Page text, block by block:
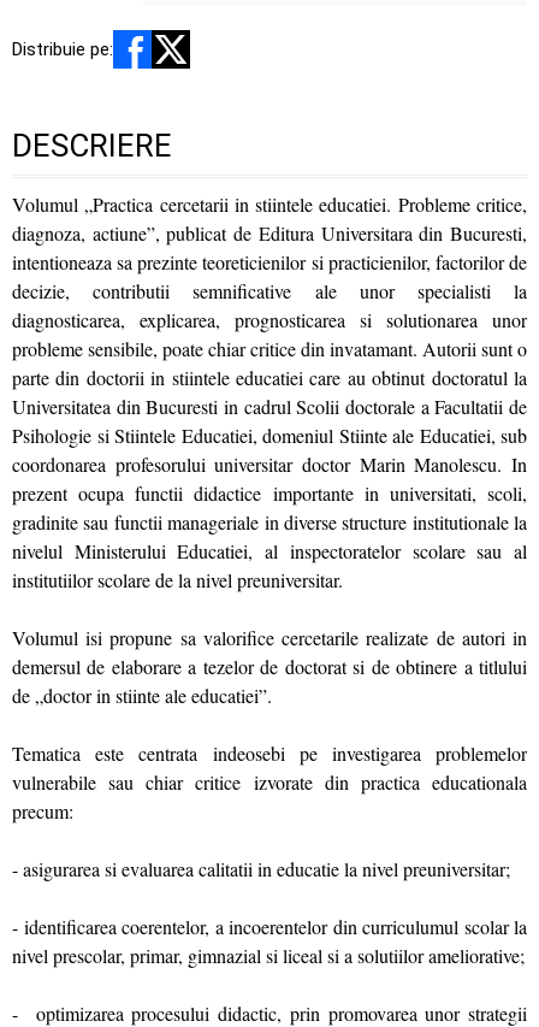
Distribuie pe:
DESCRIERE
Volumul „Practica cercetarii in stiintele educatiei. Probleme critice,
diagnoza, actiune”, publicat de Editura Universitara din Bucuresti,
intentioneaza sa prezinte teoreticienilor si practicienilor, factorilor de
decizie, contributii semnificative ale unor specialisti la
diagnosticarea, explicarea, prognosticarea si solutionarea unor
probleme sensibile, poate chiar critice din invatamant. Autorii sunt o
parte din doctorii in stiintele educatiei care au obtinut doctoratul la
Universitatea din Bucuresti in cadrul Scolii doctorale a Facultatii de
Psihologie si Stiintele Educatiei, domeniul Stiinte ale Educatiei, sub
coordonarea profesorului universitar doctor Marin Manolescu. In
prezent ocupa functii didactice importante in universitati, scoli,
gradinite sau functii manageriale in diverse structure institutionale la
nivelul Ministerului Educatiei, al inspectoratelor scolare sau al
institutiilor scolare de la nivel preuniversitar.
Volumul isi propune sa valorifice cercetarile realizate de autori in
demersul de elaborare a tezelor de doctorat si de obtinere a titlului
de „doctor in stiinte ale educatiei”.
Tematica este centrata indeosebi pe investigarea problemelor
vulnerabile sau chiar critice izvorate din practica educationala
precum:
- asigurarea si evaluarea calitatii in educatie la nivel preuniversitar;
- identificarea coerentelor, a incoerentelor din curriculumul scolar la
nivel prescolar, primar, gimnazial si liceal si a solutiilor ameliorative;
- optimizarea procesului didactic, prin promovarea unor strategii